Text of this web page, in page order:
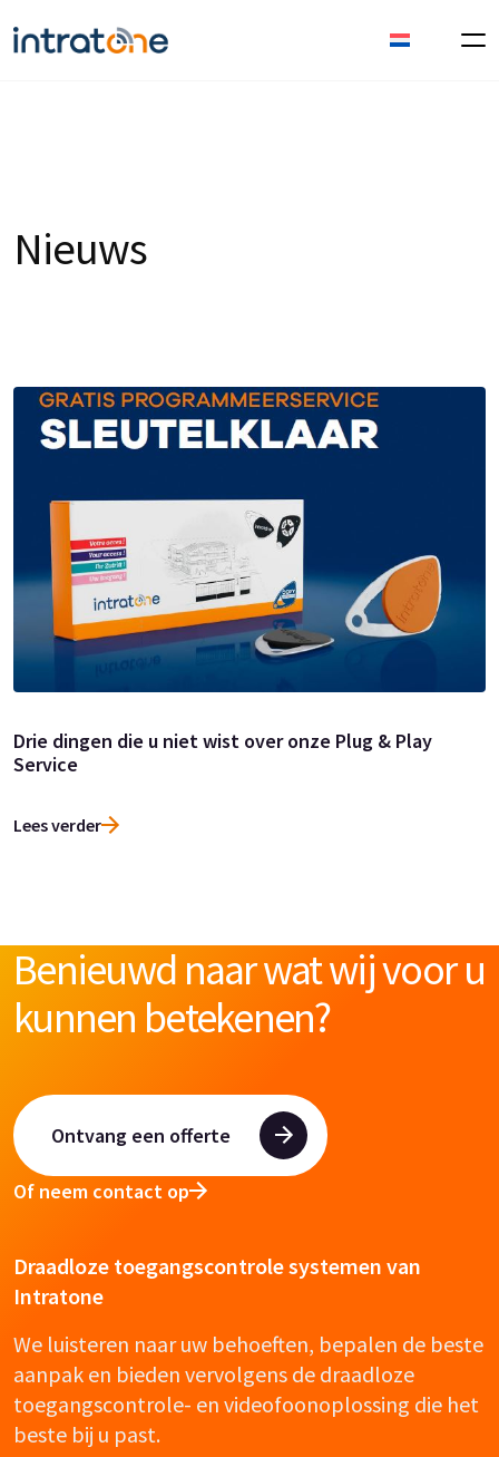
Nieuws
Drie dingen die u niet wist over onze Plug & Play
Service
Lees verder
Benieuwd naar wat wij voor u
kunnen betekenen?
Ontvang een offerte
Of neem contact op
Draadloze toegangscontrole systemen van
Intratone
We luisteren naar uw behoeften, bepalen de beste
aanpak en bieden vervolgens de draadloze
toegangscontrole- en videofoonoplossing die het
beste bij u past.